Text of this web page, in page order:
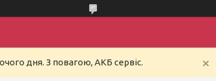
дня. З повагою, АКБ сервіс.